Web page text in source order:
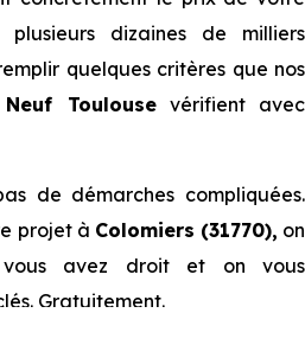
dizaines de milliers
quelques critères que nos
Toulousevérifient avec
de démarches compliquées.
projet à Colomiers (31770), on
avez droit et on vous
Gratuitement.